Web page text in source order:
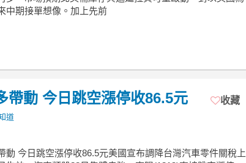
中期接單想像。加上先前
帶動 今日跳空漲停收86.5元
道
收藏
動 今日跳空漲停收86.5元美國宣布調降台灣汽車零件關稅上